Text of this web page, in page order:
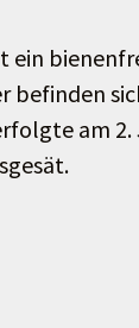
ein
befinden
am 2.